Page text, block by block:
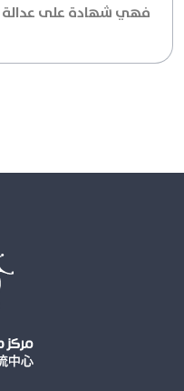
فهي شهادة على عدالة